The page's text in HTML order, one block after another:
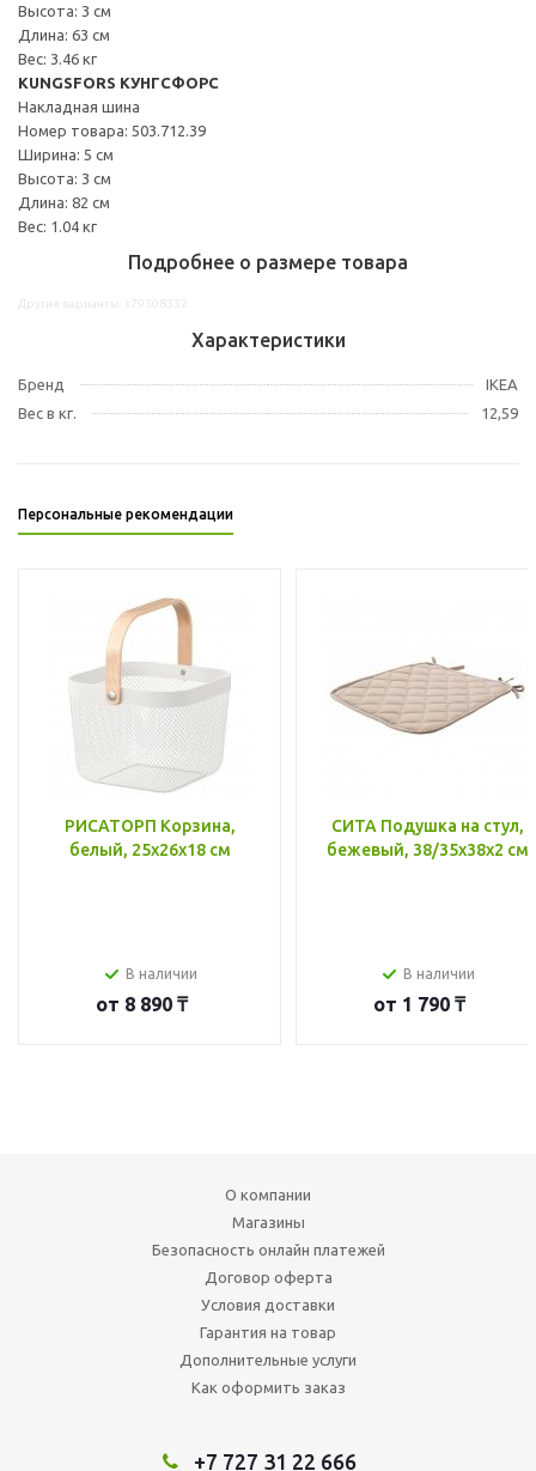
Высота: 3 см
Длина: 63 см
Вес: 3.46 кг
KUNGSFORS КУНГСФОРС
Накладная шина
Номер товара: 503.712.39
Ширина: 5 см
Высота: 3 см
Длина: 82 см
Вес: 1.04 кг
Подробнее о размере товара
Характеристики
Бренд
IKEA
Вес в кг.
12,59
Персональные рекомендации
РИСАТОРП Корзина,
белый, 25x26x18 см
В наличии
от 8 890 ₸
СИТА Подушка на стул,
бежевый, 38/35x38x2 см
В наличии
от 1 790 ₸
О компании
Магазины
Безопасность онлайн платежей
Договор оферта
Условия доставки
Гарантия на товар
Дополнительные услуги
Как оформить заказ
+7 727 31 22 666